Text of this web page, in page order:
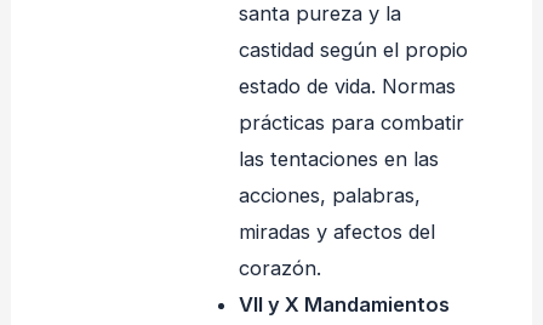
santa pureza y la
castidad según el propio
estado de vida. Normas
prácticas para combatir
las tentaciones en las
acciones, palabras,
miradas y afectos del
corazón.
VII y X Mandamientos